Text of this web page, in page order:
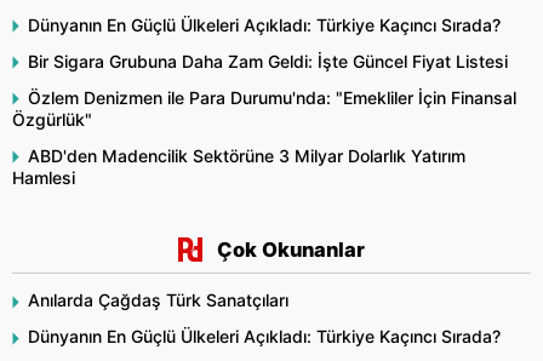
Dünyanın En Güçlü Ülkeleri Açıkladı: Türkiye Kaçıncı Sırada?
Bir Sigara Grubuna Daha Zam Geldi: İşte Güncel Fiyat Listesi
Özlem Denizmen ile Para Durumu'nda: "Emekliler İçin Finansal
Özgürlük"
ABD'den Madencilik Sektörüne 3 Milyar Dolarlık Yatırım
Hamlesi
Çok Okunanlar
Anılarda Çağdaş Türk Sanatçıları
Dünyanın En Güçlü Ülkeleri Açıkladı: Türkiye Kaçıncı Sırada?